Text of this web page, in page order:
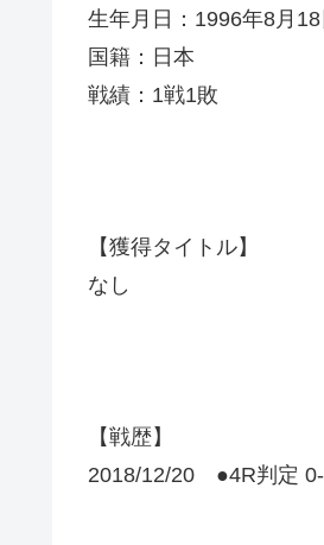
生年月日：1996年8月18
国籍：日本
戦績：1戦1敗
【獲得タイトル】
なし
【戦歴】
2018/12/20 ●4R判定